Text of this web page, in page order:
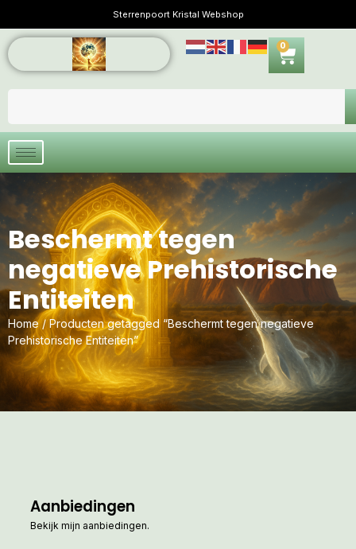
Sterrenpoort Kristal Webshop
0
Beschermt tegen
negatieve Prehistorische
Entiteiten
Home/ Producten getagged “Beschermt tegen negatieve
Prehistorische Entiteiten”
Aanbiedingen
Bekijk mijn aanbiedingen.